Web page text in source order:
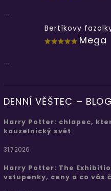
...
Bertíkovy
Mega
...
DENNÍ VĚŠTEC – BLOG
Harry Potter: chlapec,
kouzelnický svět
31.7.2026
Harry Potter: The
vstupenky, ceny a co vás